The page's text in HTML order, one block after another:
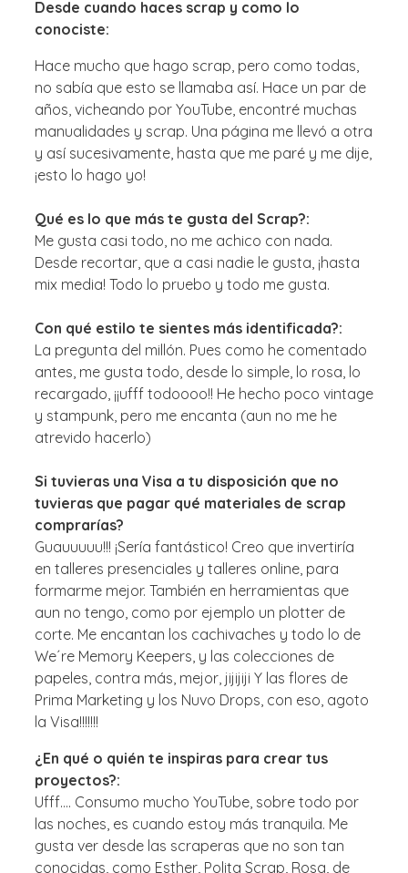
Desde cuando haces scrap y como lo
conociste:
Hace mucho que hago scrap, pero como todas,
no sabía que esto se llamaba así. Hace un par de
años, vicheando por YouTube, encontré muchas
manualidades y scrap. Una página me llevó a otra
y así sucesivamente, hasta que me paré y me dije,
¡esto lo hago yo!
Qué es lo que más te gusta del Scrap?:
Me gusta casi todo, no me achico con nada.
Desde recortar, que a casi nadie le gusta, ¡hasta
mix media! Todo lo pruebo y todo me gusta.
Con qué estilo te sientes más identificada?:
La pregunta del millón. Pues como he comentado
antes, me gusta todo, desde lo simple, lo rosa, lo
recargado, ¡¡ufff todoooo!! He hecho poco vintage
y stampunk, pero me encanta (aun no me he
atrevido hacerlo)
Si tuvieras una Visa a tu disposición que no
tuvieras que pagar qué materiales de scrap
comprarías?
Guauuuuu!!! ¡Sería fantástico! Creo que invertiría
en talleres presenciales y talleres online, para
formarme mejor. También en herramientas que
aun no tengo, como por ejemplo un plotter de
corte. Me encantan los cachivaches y todo lo de
We´re Memory Keepers, y las colecciones de
papeles, contra más, mejor, jijijiji Y las flores de
Prima Marketing y los Nuvo Drops, con eso, agoto
la Visa!!!!!!!
¿En qué o quién te inspiras para crear tus
proyectos?:
Ufff…. Consumo mucho YouTube, sobre todo por
las noches, es cuando estoy más tranquila. Me
gusta ver desde las scraperas que no son tan
conocidas, como Esther, Polita Scrap, Rosa, de